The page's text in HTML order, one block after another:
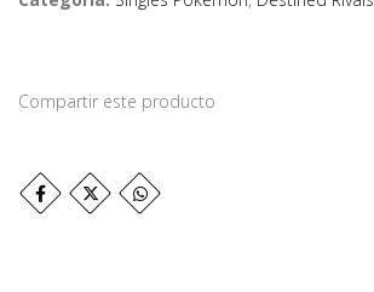
Compartir este producto